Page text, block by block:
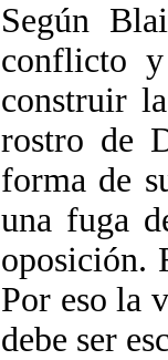
Según
conflicto
construir
rostro de
forma de
una fuga
oposición.
Por eso la
debe ser